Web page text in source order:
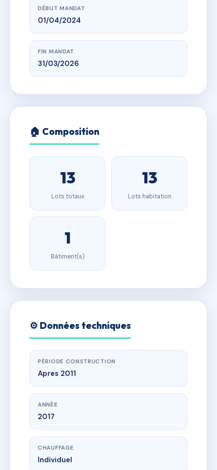
DÉBUT MANDAT
01/04/2024
FIN MANDAT
31/03/2026
🏠 Composition
13
Lots totaux
13
Lots habitation
1
Bâtiment(s)
⚙️ Données techniques
PÉRIODE CONSTRUCTION
Apres 2011
ANNÉE
2017
CHAUFFAGE
Individuel